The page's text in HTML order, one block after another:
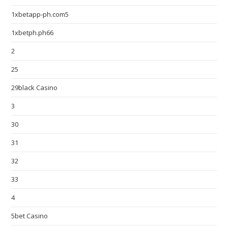
1xbetapp-ph.com5
1xbetph.ph66
2
25
29black Casino
3
30
31
32
33
4
5bet Casino